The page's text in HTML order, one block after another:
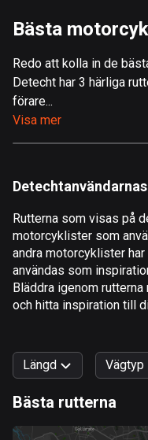
9 rutter
181 rutter
Algeriet
175 rutter
Amerikanska
1 rutt
Angola
Antigua och
Bästa
Redo att kolla in de
Detecht har 3 härliga
förare...
Visa mer
Rutterna som visas på
motorcyklister som
andra motorcyklister
användas som
Bläddra igenom
och hitta inspiration till
Längd Vägtyp
Bästa rutterna